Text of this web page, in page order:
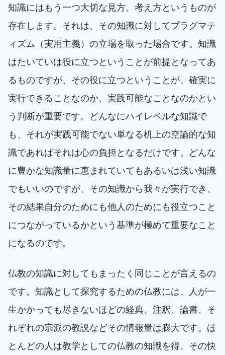
知識にはもう一つ大切な見方、考え方というものが
存在します。それは、その知識に対してプラグマテ
ィズム（実用主義）の立場を取った場合です。知識
はたいていは役に立つということが前提となってあ
るものですが、その役に立つということが、確実に
実行できることなのか、実践可能なことなのかとい
う判断が重要です。どんなにハイレベルな知識で
も、それが実践可能でない単なる机上の空論的な知
識であればそれは心の負担となるだけです。どんな
に豊かな知識量に恵まれていてもあるいは浅い知識
でもいいのですが、その知識から我々が実行でき、
その結果自分のためにも他人のためにも役立つこと
につながっているかという基準が極めて重要なこと
になるのです。
仏教の知識に対してもまったく同じことが言えるの
です。知識として探究するための仏教には、人が一
生かかっても尽きないほどの経典、注釈、論書、そ
れぞれの宗派の教説などその情報量は膨大です。ほ
とんどの人は教学としての仏教の知識を得、その快